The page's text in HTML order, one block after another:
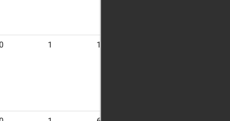
0 1 1